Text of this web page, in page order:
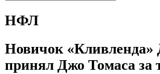
НФЛ
Новичок «Кливленда»
принял Джо Томаса за